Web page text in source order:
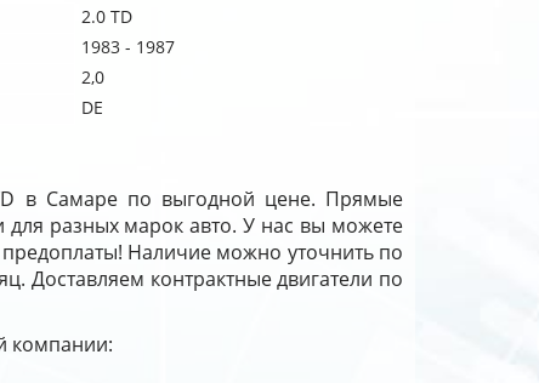
2.0 TD
1983 - 1987
2,0
DE
в Самаре по выгодной цене. Прямые
разных марок авто. У нас вы можете
Наличие можно уточнить по
Доставляем контрактные двигатели по
компании: